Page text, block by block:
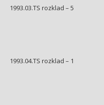
1993.03.TS rozklad – 5
1993.04.TS rozklad – 1